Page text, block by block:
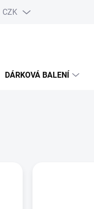
CZK
DÁRKOVÁ BALENÍ